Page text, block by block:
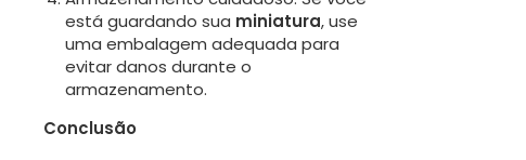
está guardando sua miniatura, use
uma embalagem adequada para
evitar danos durante o
armazenamento.
Conclusão